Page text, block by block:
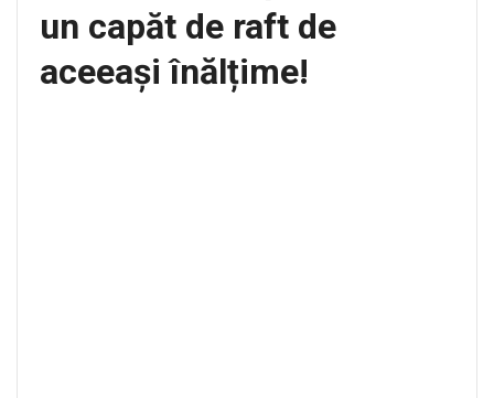
un capăt de raft de
aceeași înălțime!